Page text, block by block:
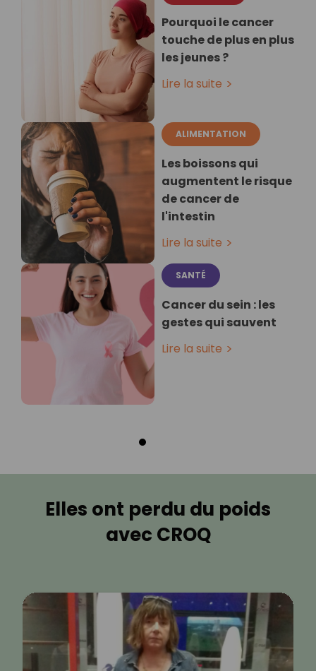
Pourquoi le cancer
touche de plus en plus
les jeunes ?
Lire la suite
ALIMENTATION
Les boissons qui
augmentent le risque
de cancer de
l'intestin
Lire la suite
SANTÉ
Cancer du sein : les
gestes qui sauvent
Lire la suite
Elles ont perdu du poids
avec CROQ